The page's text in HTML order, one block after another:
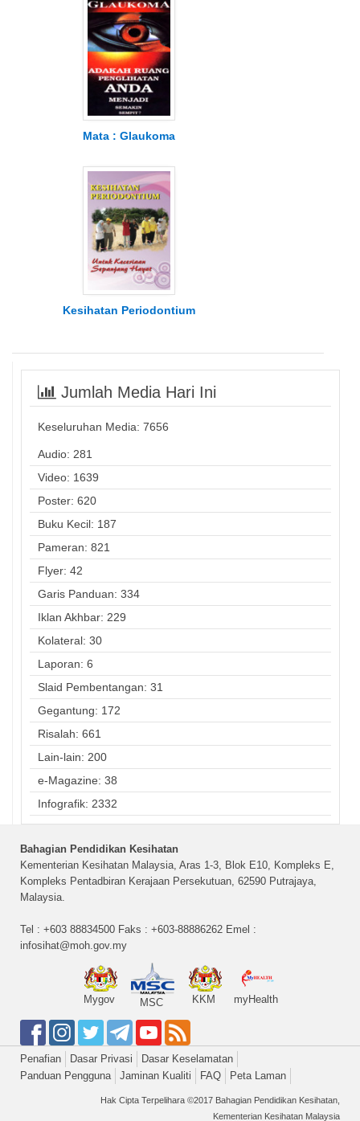
Mata : Glaukoma
Kesihatan Periodontium
Jumlah Media Hari Ini
Keseluruhan Media: 7656
Audio: 281
Video: 1639
Poster: 620
Buku Kecil: 187
Pameran: 821
Flyer: 42
Garis Panduan: 334
Iklan Akhbar: 229
Kolateral: 30
Laporan: 6
Slaid Pembentangan: 31
Gegantung: 172
Risalah: 661
Lain-lain: 200
e-Magazine: 38
Infografik: 2332
Bahagian Pendidikan Kesihatan
Kementerian Kesihatan Malaysia, Aras 1-3, Blok E10, Kompleks E,
Kompleks Pentadbiran Kerajaan Persekutuan, 62590 Putrajaya,
Malaysia.
Tel : +603 88834500 Faks : +603-88886262 Emel :
infosihat@moh.gov.my
Mygov MSC KKM myHealth
Penafian Dasar Privasi
Dasar Keselamatan
Panduan Pengguna
Jaminan Kualiti FAQ Peta Laman
Hak Cipta Terpelihara ©2017 Bahagian Pendidikan Kesihatan,
Kementerian Kesihatan Malaysia